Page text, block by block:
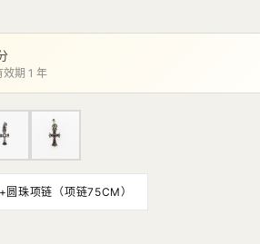
效期 1 年
圆珠项链（项链75CM）